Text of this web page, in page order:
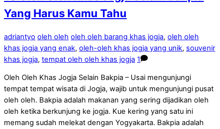
Yang Harus Kamu Tahu
adriantyo oleh oleh oleh oleh barang khas jogja, oleh oleh
khas jogja yang enak, oleh-oleh khas jogja yang unik, souvenir
khas jogja, tempat oleh oleh khas jogja 1
Oleh Oleh Khas Jogja Selain Bakpia – Usai mengunjungi
tempat tempat wisata di Jogja, wajib untuk mengunjungi pusat
oleh oleh. Bakpia adalah makanan yang sering dijadikan oleh
oleh ketika berkunjung ke jogja. Kue kering yang satu ini
memang sudah melekat dengan Yogyakarta. Bakpia adalah